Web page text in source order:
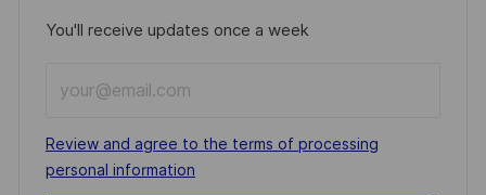
You'll receive updates once a week
Email
address
(Required)
Required
Review and agree to the terms of processing
personal information